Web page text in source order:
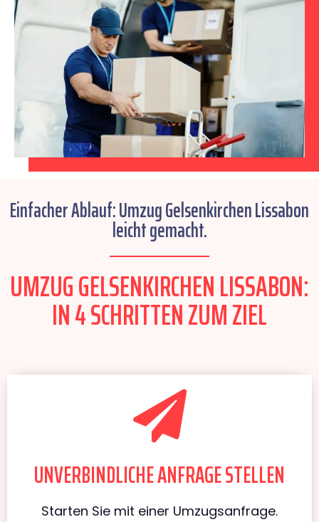
Einfacher Ablauf: Umzug Gelsenkirchen Lissabon
leicht gemacht.
UMZUG GELSENKIRCHEN LISSABON:
IN 4 SCHRITTEN ZUM ZIEL
UNVERBINDLICHE ANFRAGE STELLEN
Starten Sie mit einer Umzugsanfrage.